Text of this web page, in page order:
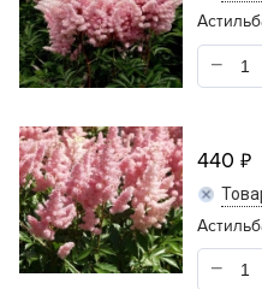
440